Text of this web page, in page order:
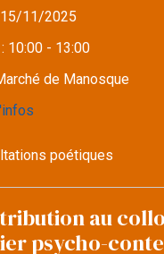
15/11/2025
10:00 - 13:00
de Manosque
poétiques
au
psycho-